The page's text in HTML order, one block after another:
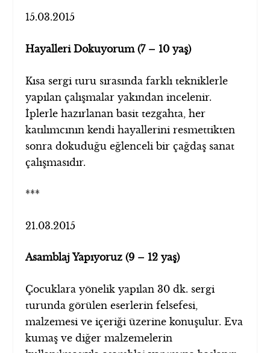
15.03.2015
Hayalleri Dokuyorum (7 – 10 yaş)
Kısa sergi turu sırasında farklı tekniklerle
yapılan çalışmalar yakından incelenir.
İplerle hazırlanan basit tezgahta, her
katılımcının kendi hayallerini resmettikten
sonra dokuduğu eğlenceli bir çağdaş sanat
çalışmasıdır.
***
21.03.2015
Asamblaj Yapıyoruz (9 – 12 yaş)
Çocuklara yönelik yapılan 30 dk. sergi
turunda görülen eserlerin felsefesi,
malzemesi ve içeriği üzerine konuşulur. Eva
kumaş ve diğer malzemelerin